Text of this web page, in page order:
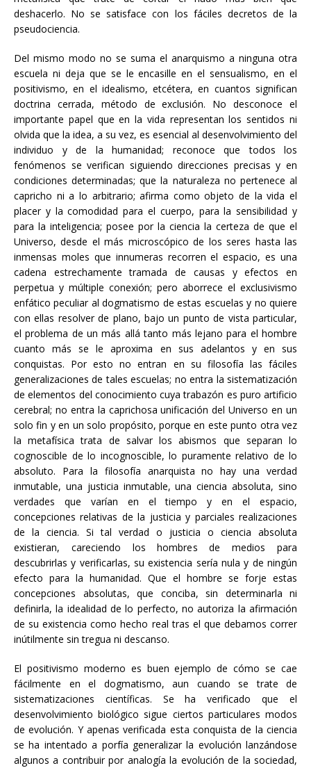
deshacerlo. No se satisface con los fáciles decretos de la
pseudociencia.
Del mismo modo no se suma el anarquismo a ninguna otra
escuela ni deja que se le encasille en el sensualismo, en el
positivismo, en el idealismo, etcétera, en cuantos significan
doctrina cerrada, método de exclusión. No desconoce el
importante papel que en la vida representan los sentidos ni
olvida que la idea, a su vez, es esencial al desenvolvimiento del
individuo y de la humanidad; reconoce que todos los
fenómenos se verifican siguiendo direcciones precisas y en
condiciones determinadas; que la naturaleza no pertenece al
capricho ni a lo arbitrario; afirma como objeto de la vida el
placer y la comodidad para el cuerpo, para la sensibilidad y
para la inteligencia; posee por la ciencia la certeza de que el
Universo, desde el más microscópico de los seres hasta las
inmensas moles que innumeras recorren el espacio, es una
cadena estrechamente tramada de causas y efectos en
perpetua y múltiple conexión; pero aborrece el exclusivismo
enfático peculiar al dogmatismo de estas escuelas y no quiere
con ellas resolver de plano, bajo un punto de vista particular,
el problema de un más allá tanto más lejano para el hombre
cuanto más se le aproxima en sus adelantos y en sus
conquistas. Por esto no entran en su filosofía las fáciles
generalizaciones de tales escuelas; no entra la sistematización
de elementos del conocimiento cuya trabazón es puro artificio
cerebral; no entra la caprichosa unificación del Universo en un
solo fin y en un solo propósito, porque en este punto otra vez
la metafísica trata de salvar los abismos que separan lo
cognoscible de lo incognoscible, lo puramente relativo de lo
absoluto. Para la filosofía anarquista no hay una verdad
inmutable, una justicia inmutable, una ciencia absoluta, sino
verdades que varían en el tiempo y en el espacio,
concepciones relativas de la justicia y parciales realizaciones
de la ciencia. Si tal verdad o justicia o ciencia absoluta
existieran, careciendo los hombres de medios para
descubrirlas y verificarlas, su existencia sería nula y de ningún
efecto para la humanidad. Que el hombre se forje estas
concepciones absolutas, que conciba, sin determinarla ni
definirla, la idealidad de lo perfecto, no autoriza la afirmación
de su existencia como hecho real tras el que debamos correr
inútilmente sin tregua ni descanso.
El positivismo moderno es buen ejemplo de cómo se cae
fácilmente en el dogmatismo, aun cuando se trate de
sistematizaciones científicas. Se ha verificado que el
desenvolvimiento biológico sigue ciertos particulares modos
de evolución. Y apenas verificada esta conquista de la ciencia
se ha intentado a porfía generalizar la evolución lanzándose
algunos a contribuir por analogía la evolución de la sociedad,